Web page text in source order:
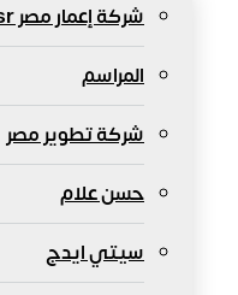
شركة إعمار مصر Emaar Misr
المراسم
شركة تطوير مصر
حسن علام
سيتي ايدج